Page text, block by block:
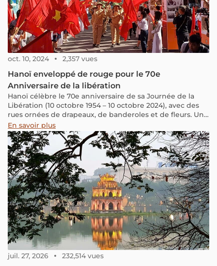
oct. 10, 2024 2,357 vues
Hanoï enveloppé de rouge pour le 70e
Anniversaire de la libération
Hanoï célèbre le 70e anniversaire de sa Journée de la
Libération (10 octobre 1954 – 10 octobre 2024), avec des
rues ornées de drapeaux, de banderoles et de fleurs. Une
série d'activités culturelles vibrantes, d'expositions et de
rétrospectives historiques sont organisées pour honorer
cet événement majeur, sensibilisant ainsi à sa valeur et à
son importance historique.
En savoir plus
juil. 27, 2026 232,514 vues